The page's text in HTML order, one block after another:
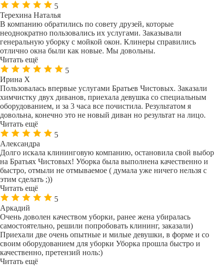
5
Терехина Наталья
В компанию обратились по совету друзей, которые
неоднократно пользовались их услугами. Заказывали
генеральную уборку с мойкой окон. Клинеры справились
отлично окна были как новые. Мы довольны.
Читать ещё
5
Ирина Х
Пользовалась впервые услугами Братьев Чистовых. Заказали
химчистку двух диванов, приехала девушка со специальным
оборудованием, и за 3 часа все почистила. Результатом я
довольна, конечно это не новый диван но результат на лицо.
Читать ещё
5
Александра
Долго искала клининговую компанию, остановила свой выбор
на Братьях Чистовых! Уборка была выполнена качественно и
быстро, отмыли не отмываемое ( думала уже ничего нельзя с
этим сделать ;))
Читать ещё
5
Аркадий
Очень доволен качеством уборки, ранее жена убиралась
самостоятельно, решили попробовать клининг, заказали)
Приехали две очень опытные и милые девушки, в форме и со
своим оборудованием для уборки Уборка прошла быстро и
качественно, претензий ноль:)
Читать ещё